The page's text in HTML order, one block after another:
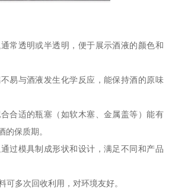
常透明或半透明，便于展示酒液的颜色和
易与酒液发生化学反应，能保持酒的原味
合适的瓶塞（如软木塞、金属盖等）能有
的保质期。
过模具制成形状和设计，满足不同和产品
可多次回收利用，对环境友好。